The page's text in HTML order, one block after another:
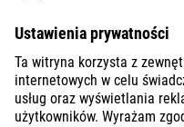
ACID 240